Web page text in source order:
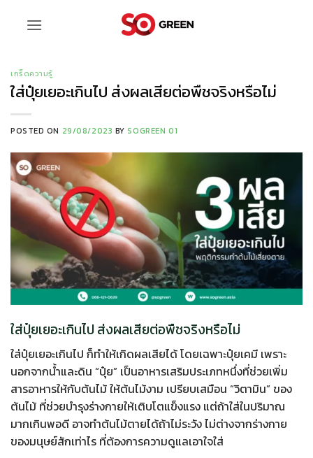
เกร็ดความรู้
ใส่ปุ๋ยเยอะเกินไป ส่งผลเสียต่อพืชจริงหรือไม่
POSTED ON 29/08/2023 BYSOGREEN 01
ใส่ปุ๋ยเยอะเกินไป ส่งผลเสียต่อพืชจริงหรือไม่
ใส่ปุ๋ยเยอะเกินไป ก็ทำให้เกิดผลเสียได้ โดยเฉพาะปุ๋ยเคมี เพราะ
นอกจากน้ำและดิน “ปุ๋ย” เป็นอาหารเสริมประเภทหนึ่งที่ช่วยเพิ่ม
สารอาหารให้กับต้นไม้ ให้ต้นไม้งาม เปรียบเสมือน “วิตามิน” ของ
ต้นไม้ ที่ช่วยบำรุงร่างกายให้เติบโตแข็งแรง แต่ถ้าใส่ในปริมาณ
มากเกินพอดี อาจทำต้นไม้ตายได้ถ้าไม่ระวัง ไม่ต่างจากร่างกาย
ของมนุษย์สักเท่าไร ที่ต้องการความดูแลเอาใจใส่